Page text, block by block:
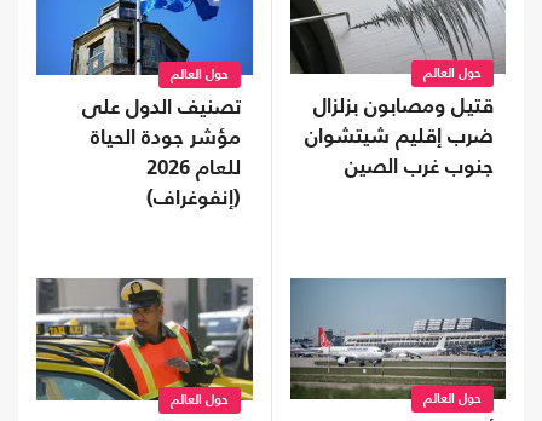
حول العالم
قتيل ومصابون بزلزال
ضرب إقليم شيتشوان
جنوب غرب الصين
حول العالم
تصنيف الدول على
مؤشر جودة الحياة
للعام 2026
(إنفوغراف)
حول العالم حول العالم